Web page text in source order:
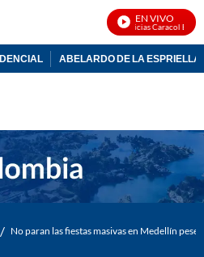
EN VIVO
Noticias Caracol En Vivo
ABELARDO DE LA ESPRIELLA
/ No paran las fiestas masivas en Medellín